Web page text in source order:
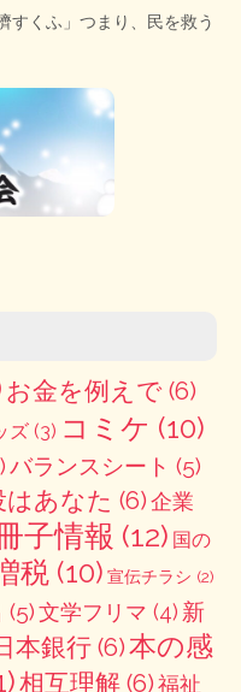
すくふ」つまり、民を救う
お金を例えで (6)
ズ (3) コミケ (10)
バランスシート (5)
はあなた (6)企業
子情報 (12) 国の
税 (10) 宣伝チラシ (2)
(5)文学フリマ (4) 新
本銀行 (6)本の感
相互理解 (6)福祉